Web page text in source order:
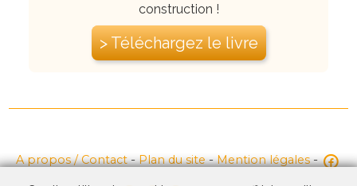
construction !
> Téléchargez le livre
A propos / Contact-Plan du site-Mention légales-